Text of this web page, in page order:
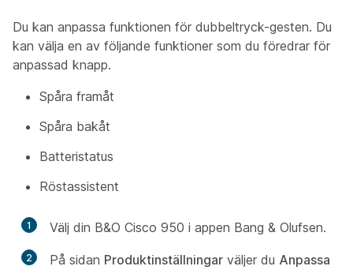
Du kan anpassa funktionen för dubbeltryck-gesten. Du
kan välja en av följande funktioner som du föredrar för
anpassad knapp.
Spåra framåt
Spåra bakåt
Batteristatus
Röstassistent
1 Välj din B&O Cisco 950 i appen Bang & Olufsen.
2 På sidan Produktinställningar väljer du Anpassa